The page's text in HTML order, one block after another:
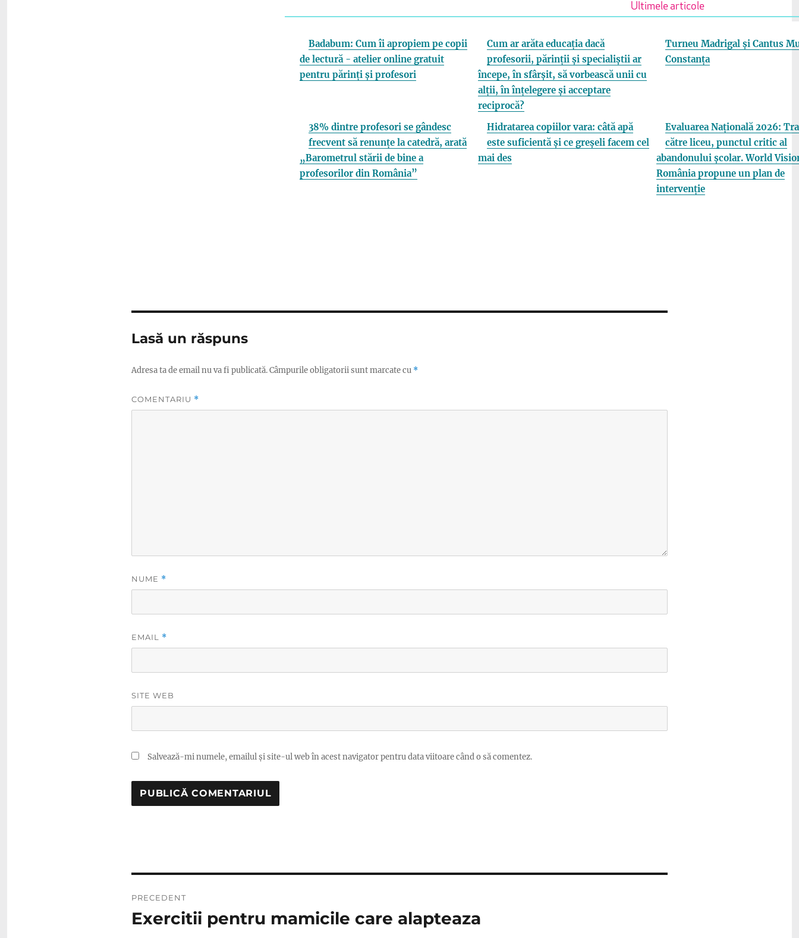
Ultimele articole
Badabum: Cum îi apropiem pe copii
de lectură - atelier online gratuit
pentru părinți și profesori
Cum ar arăta educația dacă
profesorii, părinții și specialiștii ar
începe, în sfârșit, să vorbească unii cu
alții, în înțelegere și acceptare
reciprocă?
Turneu Madrigal și Cantus
Constanța
38% dintre profesori se gândesc
frecvent să renunțe la catedră, arată
„Barometrul stării de bine a
profesorilor din România”
Hidratarea copiilor vara: câtă apă
este suficientă și ce greșeli facem cel
mai des
Evaluarea Națională 2026:
către liceu, punctul critic al
abandonului școlar. World
România propune un plan de
intervenție
Lasă un răspuns
Adresa ta de email nu va fi publicată.Câmpurile obligatorii sunt marcate cu *
COMENTARIU *
NUME *
EMAIL *
SITE WEB
Salvează-mi numele, emailul și site-ul web în acest navigator pentru data viitoare când o să comentez.
în
PRECEDENT
Articolul
Exercitii pentru mamicile care alapteaza